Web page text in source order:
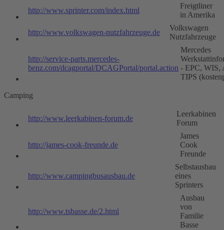
http://www.sprinter.com/index.html
Freigtliner
in Amerika
http://www.volkswagen-nutzfahrzeuge.de
Volkswagen
Nutzfahrzeuge
http://service-parts.mercedes-
benz.com/dcagportal/DCAGPortal/portal.action
Mercedes
- EPC, WIS,
TIPS
Camping
http://www.leerkabinen-forum.de
Leerkabinen
Forum
http://james-cook-freunde.de
James
Cook
Freunde
http://www.campingbusausbau.de
Selbstausbau
eines
Sprinters
http://www.tsbasse.de/2.html
Ausbau
von
Familie
Basse